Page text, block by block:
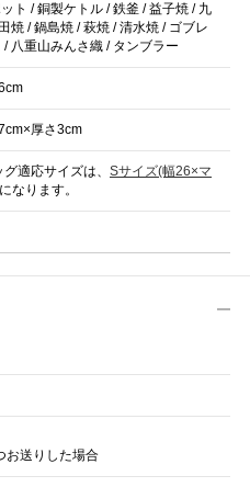
ト / 銅製ケトル / 鉄釜 / 益子焼 / 九
焼 / 鍋島焼 / 萩焼 / 清水焼 / ゴブレ
/ 八重山みんさ織 / タンブラー
厚さ3cm
適応サイズは、 Sサイズ(幅26×マ
になります。
送りした場合